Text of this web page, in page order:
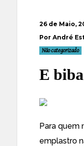
26 de Maio,
Por André
Não categorizado
E
Para quem
emplastro